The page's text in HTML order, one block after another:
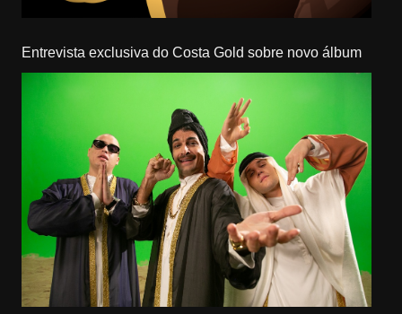
Entrevista exclusiva do Costa Gold sobre novo álbum